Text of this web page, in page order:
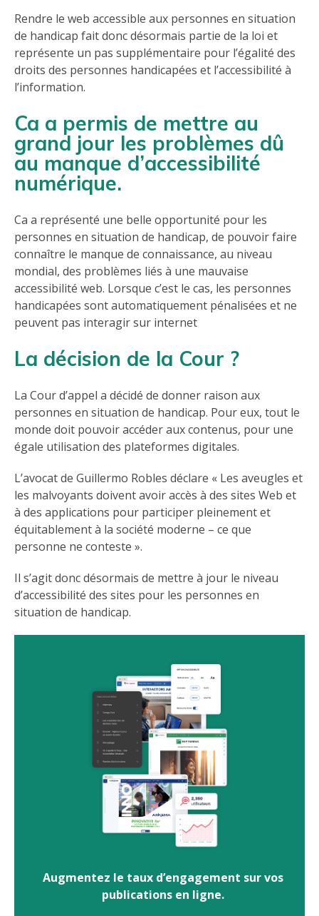
Rendre le web accessible aux personnes en situation
de handicap fait donc désormais partie de la loi et
représente un pas supplémentaire pour l’égalité des
droits des personnes handicapées et l’accessibilité à
l’information.
Ca a permis de mettre au
grand jour les problèmes dû
au manque d’accessibilité
numérique.
Ca a représenté une belle opportunité pour les
personnes en situation de handicap, de pouvoir faire
connaître le manque de connaissance, au niveau
mondial, des problèmes liés à une mauvaise
accessibilité web. Lorsque c’est le cas, les personnes
handicapées sont automatiquement pénalisées et ne
peuvent pas interagir sur internet
La décision de la Cour ?
La Cour d’appel a décidé de donner raison aux
personnes en situation de handicap. Pour eux, tout le
monde doit pouvoir accéder aux contenus, pour une
égale utilisation des plateformes digitales.
L’avocat de Guillermo Robles déclare « Les aveugles et
les malvoyants doivent avoir accès à des sites Web et
à des applications pour participer pleinement et
équitablement à la société moderne – ce que
personne ne conteste ».
Il s’agit donc désormais de mettre à jour le niveau
d’accessibilité des sites pour les personnes en
situation de handicap.
Augmentez le taux d’engagement sur vos
publications en ligne.